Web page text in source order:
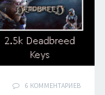
6 КОММЕНТАРИЕВ